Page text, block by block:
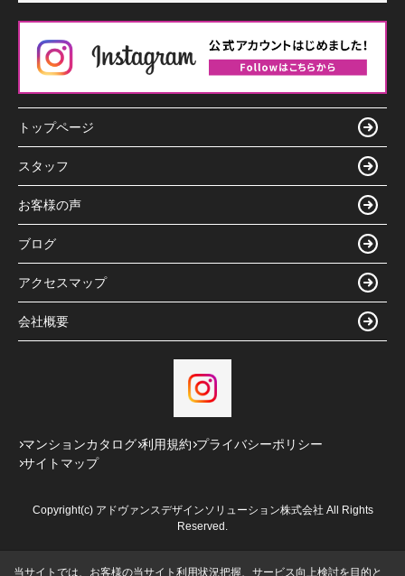
トップページ
スタッフ
お客様の声
ブログ
アクセスマップ
会社概要
マンションカタログ 利用規約 プライバシーポリシー
サイトマップ
Copyright(c) アドヴァンスデザインソリューション株式会社 All Rights
Reserved.
当サイトでは、お客様の当サイト利用状況把握、サービス向上検討を目的と